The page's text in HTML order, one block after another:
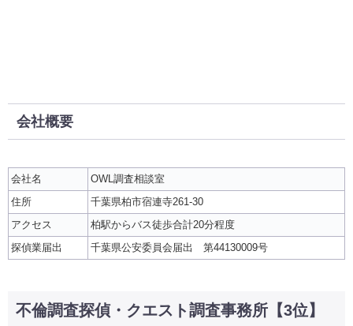
会社概要
会社名
OWL調査相談室
住所
千葉県柏市宿連寺261-30
アクセス
柏駅からバス徒歩合計20分程度
探偵業届出
千葉県公安委員会届出 第44130009号
不倫調査探偵・クエスト調査事務所【3位】